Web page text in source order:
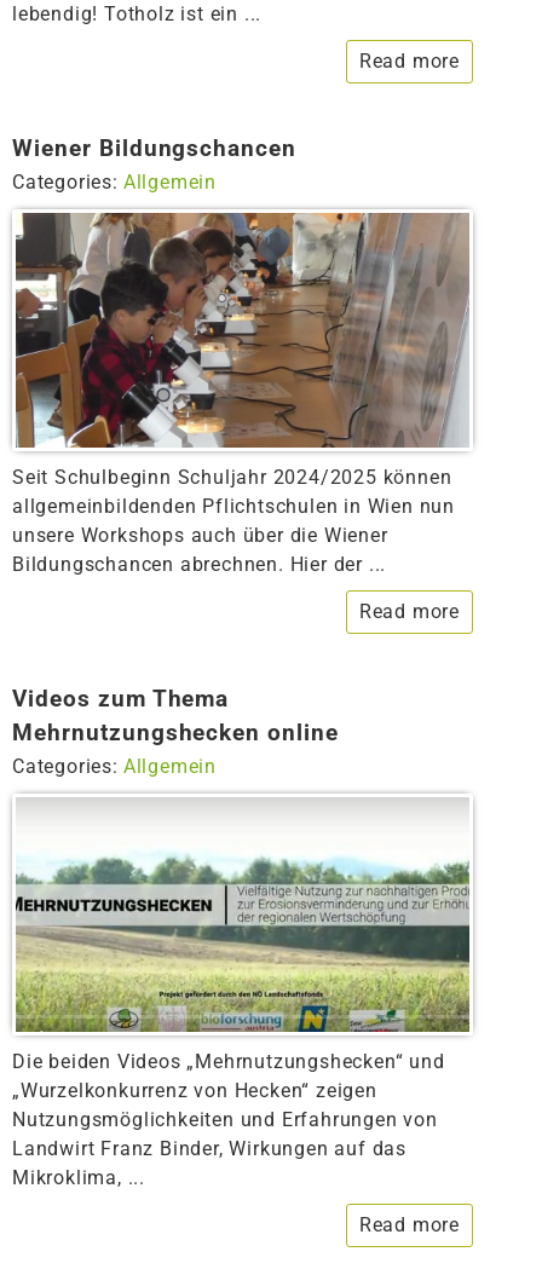
lebendig! Totholz ist ein ...
Read more
Wiener Bildungschancen
Categories: Allgemein
Seit Schulbeginn Schuljahr 2024/2025 können
allgemeinbildenden Pflichtschulen in Wien nun
unsere Workshops auch über die Wiener
Bildungschancen abrechnen. Hier der ...
Read more
Videos zum Thema
Mehrnutzungshecken online
Categories: Allgemein
Die beiden Videos „Mehrnutzungshecken“ und
„Wurzelkonkurrenz von Hecken“ zeigen
Nutzungsmöglichkeiten und Erfahrungen von
Landwirt Franz Binder, Wirkungen auf das
Mikroklima, ...
Read more